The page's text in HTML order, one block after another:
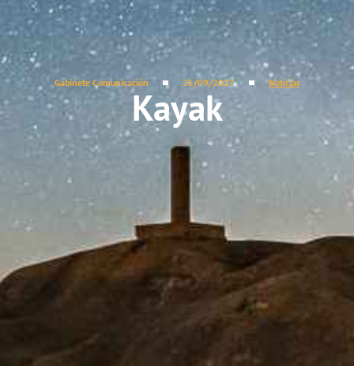
Gabinete Comunicación 25/09/2017 Noticias
Kayak